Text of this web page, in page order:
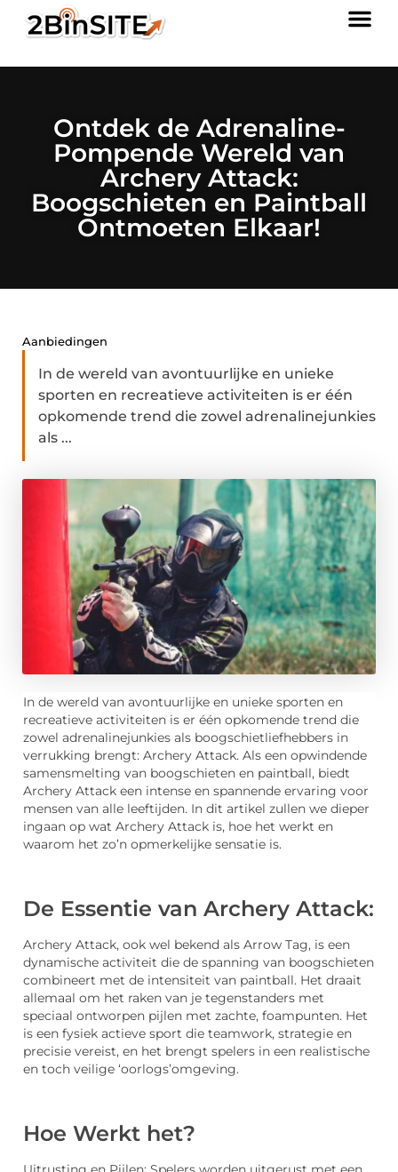
Ontdek de Adrenaline-
Pompende Wereld van
Archery Attack:
Boogschieten en Paintball
Ontmoeten Elkaar!
Aanbiedingen
In de wereld van avontuurlijke en unieke
sporten en recreatieve activiteiten is er één
opkomende trend die zowel adrenalinejunkies
als ...
In de wereld van avontuurlijke en unieke sporten en
recreatieve activiteiten is er één opkomende trend die
zowel adrenalinejunkies als boogschietliefhebbers in
verrukking brengt: Archery Attack. Als een opwindende
samensmelting van boogschieten en paintball, biedt
Archery Attack een intense en spannende ervaring voor
mensen van alle leeftijden. In dit artikel zullen we dieper
ingaan op wat Archery Attack is, hoe het werkt en
waarom het zo’n opmerkelijke sensatie is.
De Essentie van Archery Attack:
Archery Attack, ook wel bekend als Arrow Tag, is een
dynamische activiteit die de spanning van boogschieten
combineert met de intensiteit van paintball. Het draait
allemaal om het raken van je tegenstanders met
speciaal ontworpen pijlen met zachte, foampunten. Het
is een fysiek actieve sport die teamwork, strategie en
precisie vereist, en het brengt spelers in een realistische
en toch veilige ‘oorlogs’omgeving.
Hoe Werkt het?